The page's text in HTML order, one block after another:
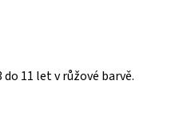
11 let v růžové barvě.